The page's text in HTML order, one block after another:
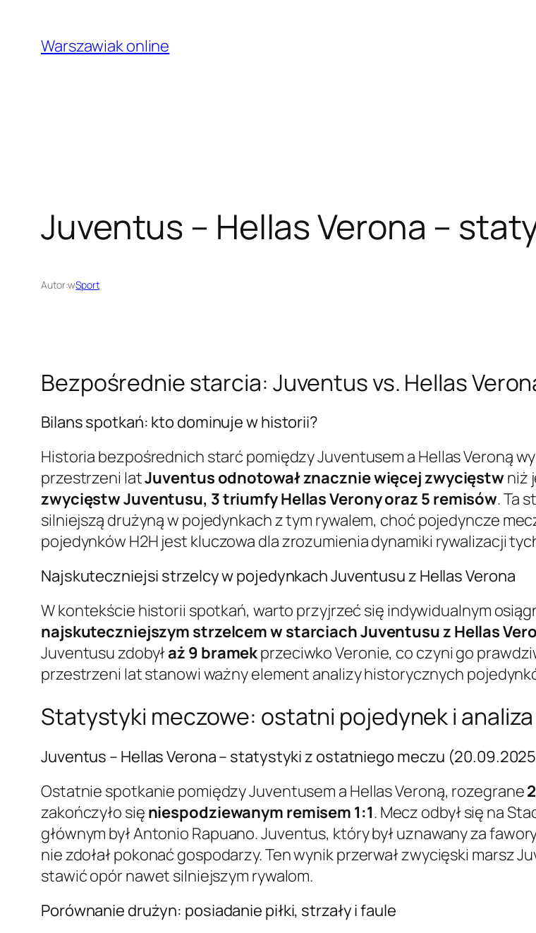
treści
Warszawiak online
Juventus – Hellas Verona –
Autor:wSport
Bezpośrednie starcia: Juventus vs. Hellas
Bilans spotkań: kto dominuje w historii?
Historia bezpośrednich starć pomiędzy Juventusem a Hellas Veroną
przestrzeni latJuventus odnotował znacznie więcej zwycięstw niż
zwycięstw Juventusu, 3 triumfy Hellas Verony oraz 5 remisów. Ta
silniejszą drużyną w pojedynkach z tym rywalem, choć pojedyncze
pojedynków H2H jest kluczowa dla zrozumienia dynamiki rywalizacji
Najskuteczniejsi strzelcy w pojedynkach Juventusu z Hellas Verona
W kontekście historii spotkań, warto przyjrzeć się indywidualnym
najskuteczniejszym strzelcem w starciach Juventusu z Hellas
Juventusu zdobyłaż 9 bramekprzeciwko Veronie, co czyni go
przestrzeni lat stanowi ważny element analizy historycznych
Statystyki meczowe: ostatni pojedynek i analiza
Juventus – Hellas Verona – statystyki z ostatniego meczu
Ostatnie spotkanie pomiędzy Juventusem a Hellas Veroną, rozegrane
zakończyło się niespodziewanym remisem 1:1. Mecz odbył się na
głównym był Antonio Rapuano. Juventus, który był uznawany za
nie zdołał pokonać gospodarzy. Ten wynik przerwał zwycięski marsz
stawić opór nawet silniejszym rywalom.
Porównanie drużyn: posiadanie piłki, strzały i faule